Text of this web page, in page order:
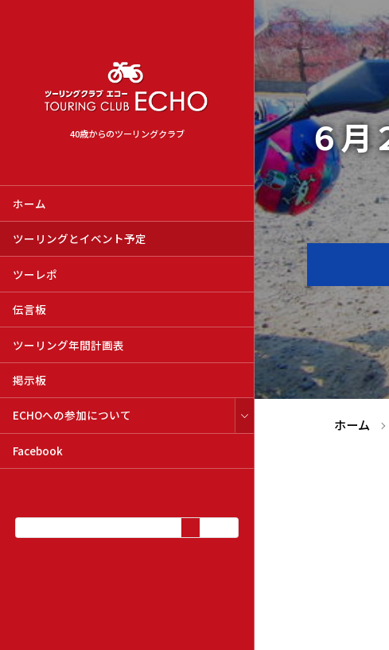
40歳からのツーリングクラブ
ホーム
ツーリングとイベント予定
ツーレポ
伝言板
ツーリング年間計画表
掲示板
ECHOへの参加について
Facebook
６月
ホーム